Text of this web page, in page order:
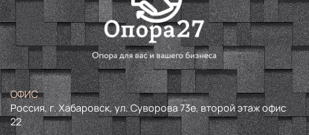
ОФИС
Россия, г. Хабаровск, ул. Суворова 73е, второй этаж офис
22